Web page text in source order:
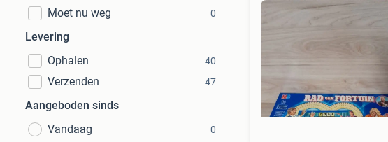
Moet nu weg
0
Levering
Ophalen
40
Verzenden 47
Aangeboden sinds
Vandaag
0